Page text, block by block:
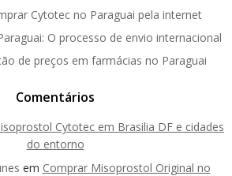
Cytotec no Paraguai pela internet
O processo de envio internacional
de preços em farmácias no Paraguai
Comentários
Cytotec em Brasilia DF e cidades
do entorno
em Comprar Misoprostol Original no